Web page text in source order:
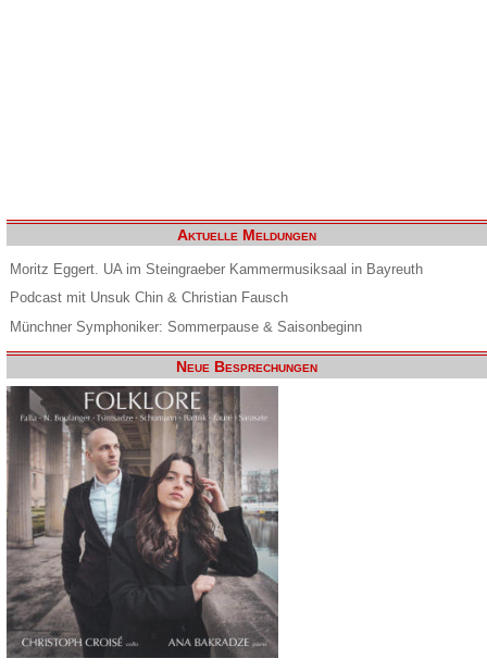
Aktuelle Meldungen
Moritz Eggert. UA im Steingraeber Kammermusiksaal in Bayreuth
Podcast mit Unsuk Chin & Christian Fausch
Münchner Symphoniker: Sommerpause & Saisonbeginn
Neue Besprechungen